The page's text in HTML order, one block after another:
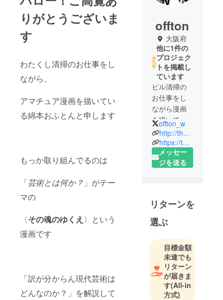
りがとうございま
す
わたくし清掃のお仕事をし
ながら、
アマチュア漫画を描いてい
る綿本おふとんと申します
もっか取り組んでるのは
「芸術とは何か？ 」がテー
マの
〈その魂のゆくえ 〉という
漫画です
「訳が分からん現代芸術は
どんなのか？」を解説して
offton
大阪府
他に1件の
プロジェク
トを掲載し
ています
ビル清掃の
お仕事をし
ながら漫画
を描いてお
ります！
ヘンリー
ダーガーに
憧れただけ
割と後悔し
ておりま
す！
よろしくお
願いしま
す！
offton_w
http://thecaveon.web.fc2.com/
https://twitter.com/offton_w
メッセー
ジを送る
リターンを
選ぶ
目標金額
未達でも
リターン
が届きま
す(All-in
方式)